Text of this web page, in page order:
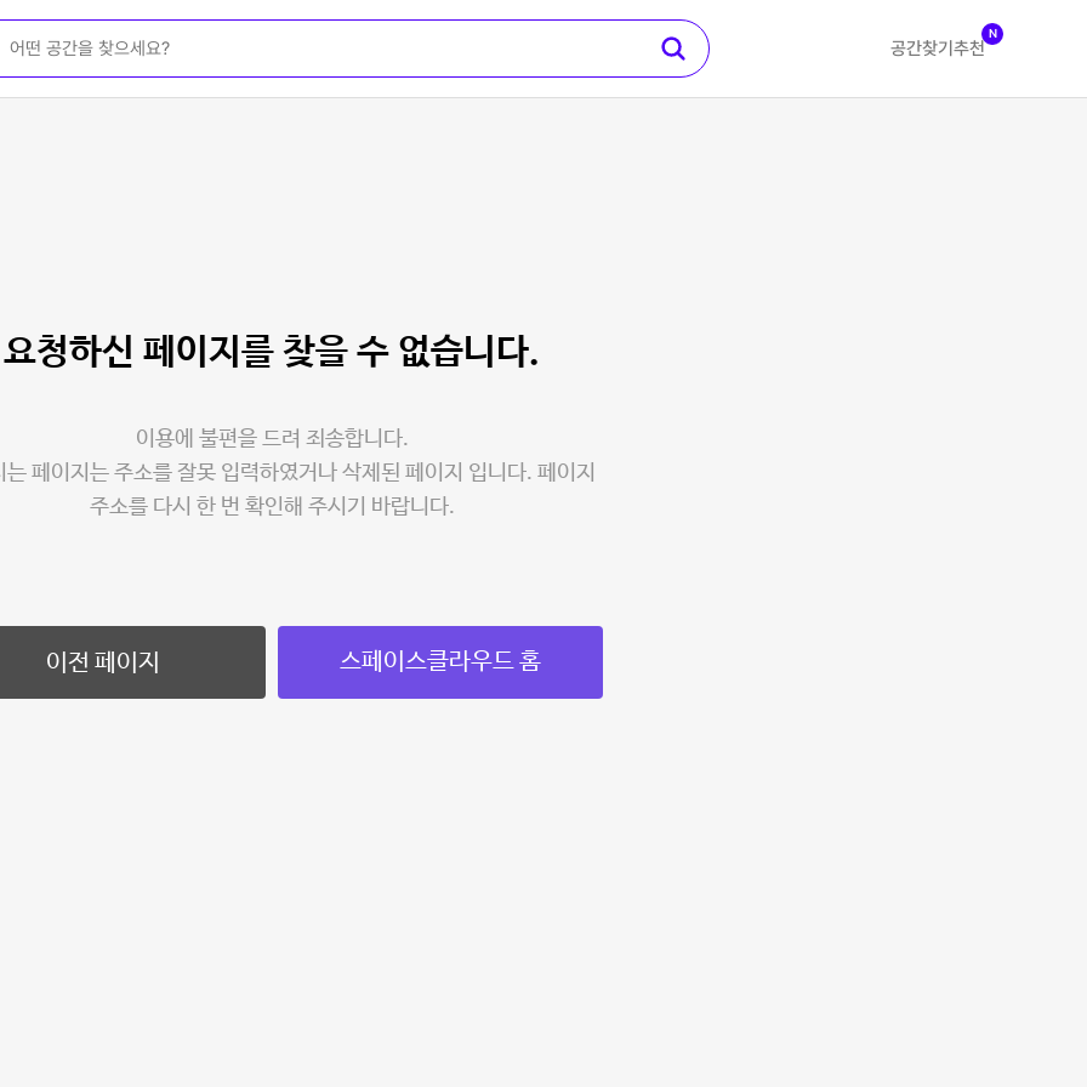
공간찾기 추천
N
요청하신 페이지를 찾을 수 없습니다.
이용에 불편을 드려 죄송합니다.
는 페이지는 주소를 잘못 입력하였거나 삭제된 페이지 입니다. 페이지
주소를 다시 한 번 확인해 주시기 바랍니다.
이전 페이지 스페이스클라우드 홈